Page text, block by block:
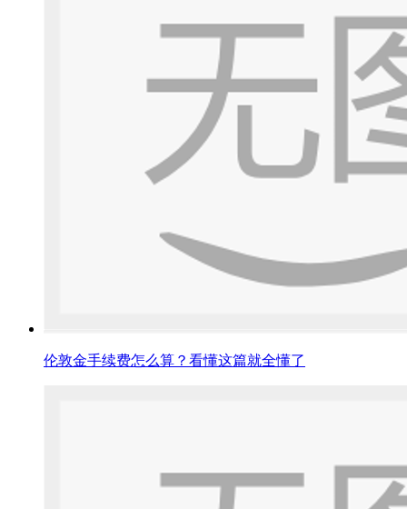
伦敦金手续费怎么算？看懂这篇就全懂了